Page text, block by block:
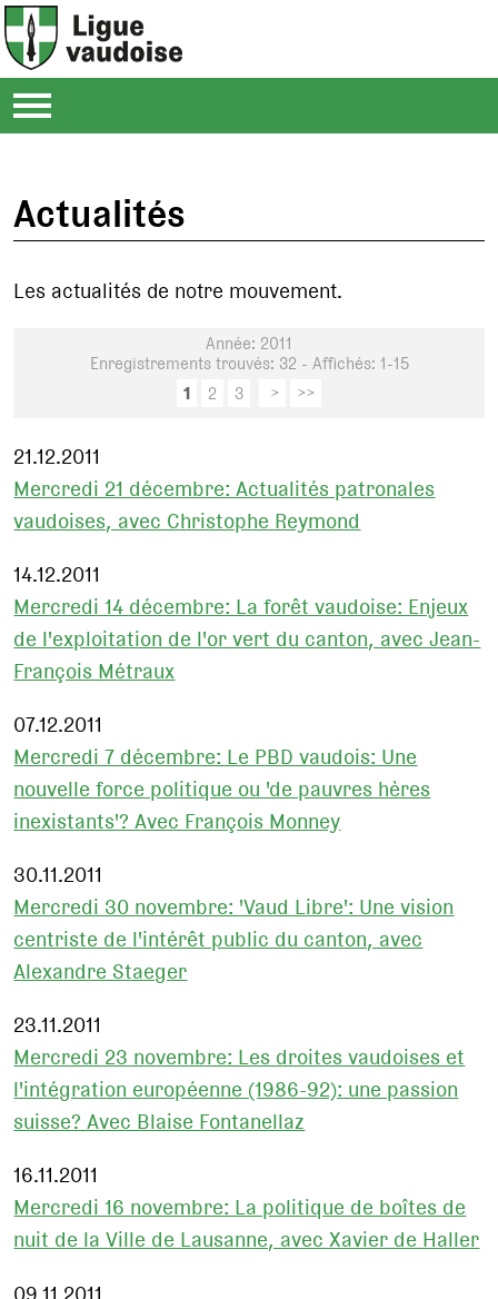
Actualités
Les actualités de notre mouvement.
Année: 2011
Enregistrements trouvés: 32 - Affichés: 1-15
1
2 3 > >>
21.12.2011
Mercredi 21 décembre: Actualités patronales
vaudoises, avec Christophe Reymond
14.12.2011
Mercredi 14 décembre: La forêt vaudoise: Enjeux
de l'exploitation de l'or vert du canton, avec Jean-
François Métraux
07.12.2011
Mercredi 7 décembre: Le PBD vaudois: Une
nouvelle force politique ou 'de pauvres hères
inexistants'? Avec François Monney
30.11.2011
Mercredi 30 novembre: 'Vaud Libre': Une vision
centriste de l'intérêt public du canton, avec
Alexandre Staeger
23.11.2011
Mercredi 23 novembre: Les droites vaudoises et
l'intégration européenne (1986-92): une passion
suisse? Avec Blaise Fontanellaz
16.11.2011
Mercredi 16 novembre: La politique de boîtes de
nuit de la Ville de Lausanne, avec Xavier de Haller